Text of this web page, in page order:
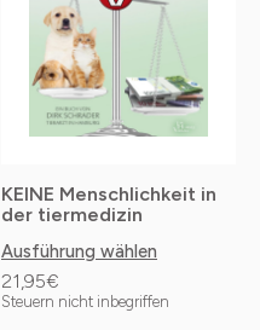
KEINE Menschlichkeit in
der tiermedizin
21,95€
Steuern nicht inbegriffen
Ausführung wählen
Varianten
Optionen
auf
Produktseite
gewählt